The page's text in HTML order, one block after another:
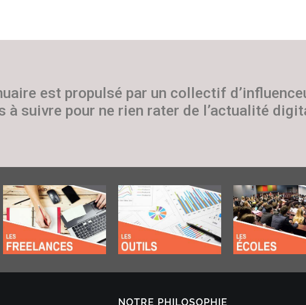
est propulsé par un collectif
à suivre pour ne rien rater de l’actualité
NOTRE PHILOSOPHIE